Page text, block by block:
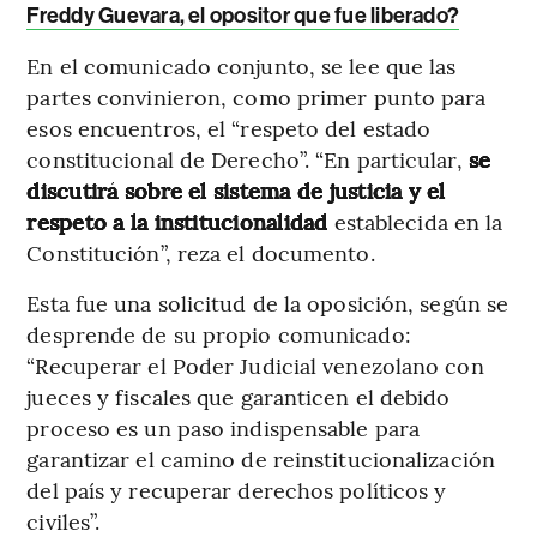
Freddy Guevara, el opositor que fue liberado?
En el comunicado conjunto, se lee que las
partes convinieron, como primer punto para
esos encuentros, el “respeto del estado
constitucional de Derecho”. “En particular, se
discutirá sobre el sistema de justicia y el
respeto a la institucionalidad establecida en la
Constitución”, reza el documento.
Esta fue una solicitud de la oposición, según se
desprende de su propio comunicado:
“Recuperar el Poder Judicial venezolano con
jueces y fiscales que garanticen el debido
proceso es un paso indispensable para
garantizar el camino de reinstitucionalización
del país y recuperar derechos políticos y
civiles”.